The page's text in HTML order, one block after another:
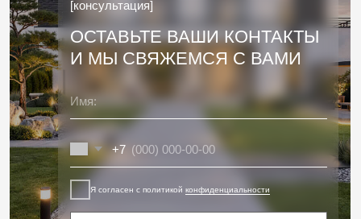
Все фотографии на данном сайте являются нашими реальными проектами
и интеллектуальной собственностью. Копирование, распространение
и использование в коммерческих целях запрещено
Оставьте свой номер телефона и мы Вам
перезвоним
+7
Я согласен с политикойконфиденциальности
Заказать звонок